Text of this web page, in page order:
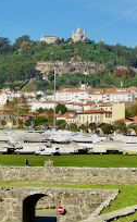
20:00 (DIAS ÚTEIS)